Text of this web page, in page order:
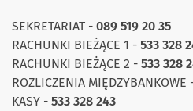
SEKRETARIAT - 089 519 20 35
RACHUNKI BIEŻĄCE 1 - 533 328
RACHUNKI BIEŻĄCE 2 - 533 328
ROZLICZENIA MIĘDZYBANKOWE
KASY - 533 328 243